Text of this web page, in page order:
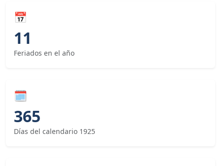
📅
11
Feriados en el año
🗓
365
Días del calendario 1925